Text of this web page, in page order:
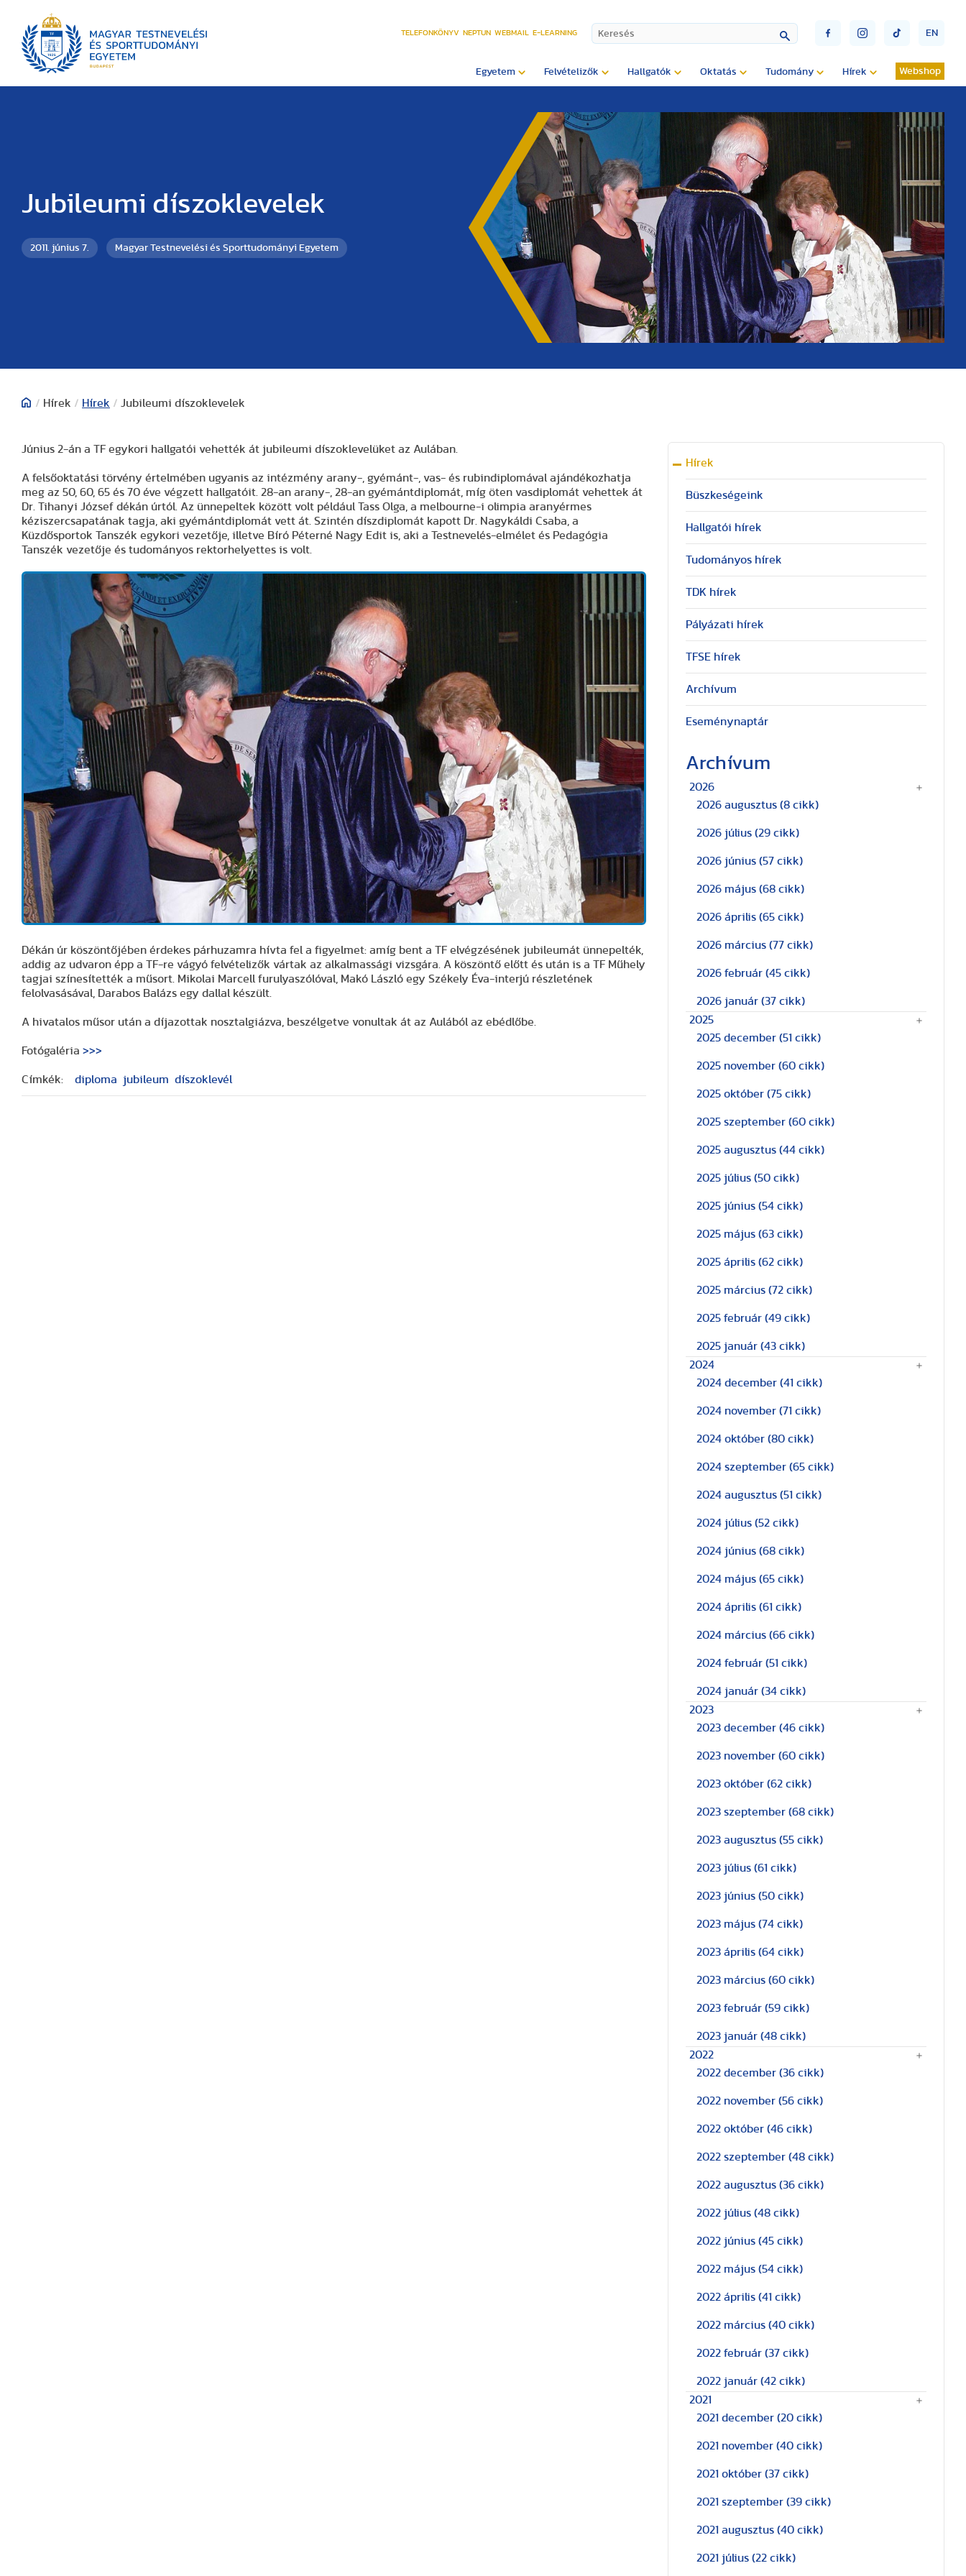
TELEFONKÖNYV NEPTUN WEBMAIL E-LEARNING EN
Egyetem Felvételizők Hallgatók Oktatás Tudomány Hírek Webshop
Jubileumi díszoklevelek
2011. június 7. Magyar Testnevelési és Sporttudományi Egyetem
/ Hírek / Hírek / Jubileumi díszoklevelek
Június 2-án a TF egykori hallgatói vehették át jubileumi díszoklevelüket az Aulában.
A felsőoktatási törvény értelmében ugyanis az intézmény arany-, gyémánt-, vas- és rubindiplomával ajándékozhatja
meg az 50, 60, 65 és 70 éve végzett hallgatóit. 28-an arany-, 28-an gyémántdiplomát, míg öten vasdiplomát vehettek át
Dr. Tihanyi József dékán úrtól. Az ünnepeltek között volt például Tass Olga, a melbourne-i olimpia aranyérmes
kéziszercsapatának tagja, aki gyémántdiplomát vett át. Szintén díszdiplomát kapott Dr. Nagykáldi Csaba, a
Küzdősportok Tanszék egykori vezetője, illetve Bíró Péterné Nagy Edit is, aki a Testnevelés-elmélet és Pedagógia
Tanszék vezetője és tudományos rektorhelyettes is volt.
Dékán úr köszöntőjében érdekes párhuzamra hívta fel a figyelmet: amíg bent a TF elvégzésének jubileumát ünnepelték,
addig az udvaron épp a TF-re vágyó felvételizők vártak az alkalmassági vizsgára. A köszöntő előtt és után is a TF Műhely
tagjai színesítették a műsort. Mikolai Marcell furulyaszólóval, Makó László egy Székely Éva-interjú részletének
felolvasásával, Darabos Balázs egy dallal készült.
A hivatalos műsor után a díjazottak nosztalgiázva, beszélgetve vonultak át az Aulából az ebédlőbe.
Fotógaléria >>>
Címkék: diploma jubileum díszoklevél
Hírek
Büszkeségeink
Hallgatói hírek
Tudományos hírek
TDK hírek
Pályázati hírek
TFSE hírek
Archívum
Eseménynaptár
Archívum
2026
2026 augusztus (8 cikk)
2026 július (29 cikk)
2026 június (57 cikk)
2026 május (68 cikk)
2026 április (65 cikk)
2026 március (77 cikk)
2026 február (45 cikk)
2026 január (37 cikk)
2025
2025 december (51 cikk)
2025 november (60 cikk)
2025 október (75 cikk)
2025 szeptember (60 cikk)
2025 augusztus (44 cikk)
2025 július (50 cikk)
2025 június (54 cikk)
2025 május (63 cikk)
2025 április (62 cikk)
2025 március (72 cikk)
2025 február (49 cikk)
2025 január (43 cikk)
2024
2024 december (41 cikk)
2024 november (71 cikk)
2024 október (80 cikk)
2024 szeptember (65 cikk)
2024 augusztus (51 cikk)
2024 július (52 cikk)
2024 június (68 cikk)
2024 május (65 cikk)
2024 április (61 cikk)
2024 március (66 cikk)
2024 február (51 cikk)
2024 január (34 cikk)
2023
2023 december (46 cikk)
2023 november (60 cikk)
2023 október (62 cikk)
2023 szeptember (68 cikk)
2023 augusztus (55 cikk)
2023 július (61 cikk)
2023 június (50 cikk)
2023 május (74 cikk)
2023 április (64 cikk)
2023 március (60 cikk)
2023 február (59 cikk)
2023 január (48 cikk)
2022
2022 december (36 cikk)
2022 november (56 cikk)
2022 október (46 cikk)
2022 szeptember (48 cikk)
2022 augusztus (36 cikk)
2022 július (48 cikk)
2022 június (45 cikk)
2022 május (54 cikk)
2022 április (41 cikk)
2022 március (40 cikk)
2022 február (37 cikk)
2022 január (42 cikk)
2021
2021 december (20 cikk)
2021 november (40 cikk)
2021 október (37 cikk)
2021 szeptember (39 cikk)
2021 augusztus (40 cikk)
2021 július (22 cikk)